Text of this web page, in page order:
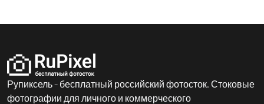
Рупиксель - бесплатный российский фотосток. Стоковые
фотографии для личного и коммерческого